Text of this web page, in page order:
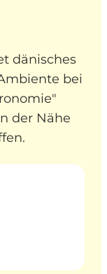
dänisches
bei
der Nähe